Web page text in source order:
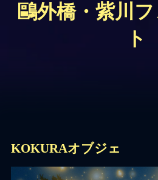
鷗外橋・紫川
ト
KOKURAオブジェ